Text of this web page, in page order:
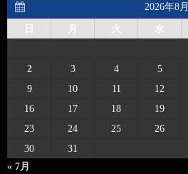
2026年8月
日 月 火 水
2
3 4 5
9
10 11 12
16
17 18 19
23
24 25 26
30
31
« 7月